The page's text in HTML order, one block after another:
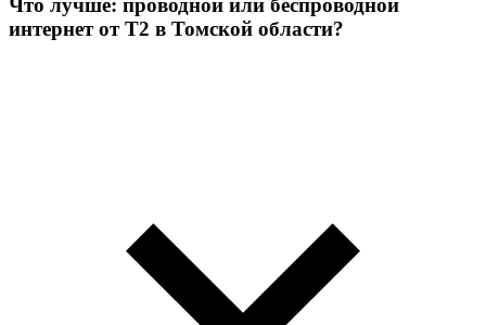
Что лучше: проводной или беспроводной
интернет от Т2 в Томской области?